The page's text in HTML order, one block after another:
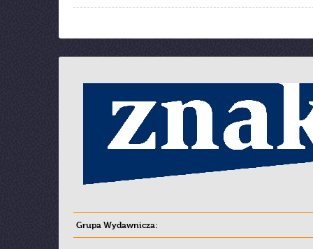
Grupa Wydawnicza: